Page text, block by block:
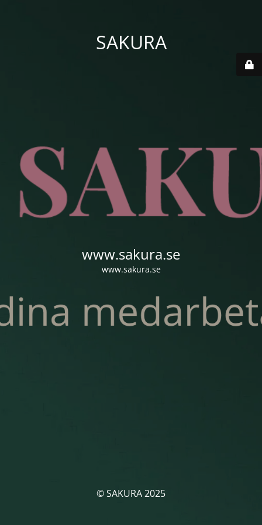
SAKURA
www.sakura.se
www.sakura.se
© SAKURA 2025